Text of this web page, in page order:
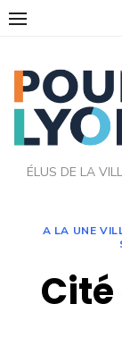
Skip
ÉLUS DE LA
A LA UNE